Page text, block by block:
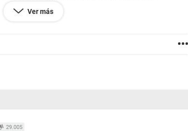
con las placebo o comienzo una nueva
Ver más
29.005